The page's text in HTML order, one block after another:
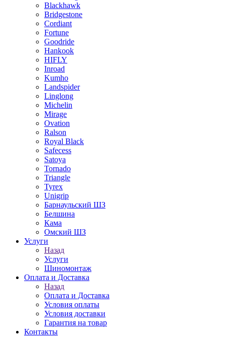
Blackhawk
Bridgestone
Cordiant
Fortune
Goodride
Hankook
HIFLY
Inroad
Kumho
Landspider
Linglong
Michelin
Mirage
Ovation
Ralson
Royal Black
Safecess
Satoya
Tornado
Triangle
Tyrex
Unigrip
Барнаульский ШЗ
Белшина
Кама
Омский ШЗ
Услуги
Назад
Услуги
Шиномонтаж
Оплата и Доставка
Назад
Оплата и Доставка
Условия оплаты
Условия доставки
Гарантия на товар
Контакты